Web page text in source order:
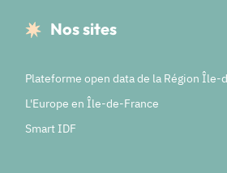
Nos sites
Plateforme open data de la Région Île-
L'Europe en Île-de-France
Smart IDF